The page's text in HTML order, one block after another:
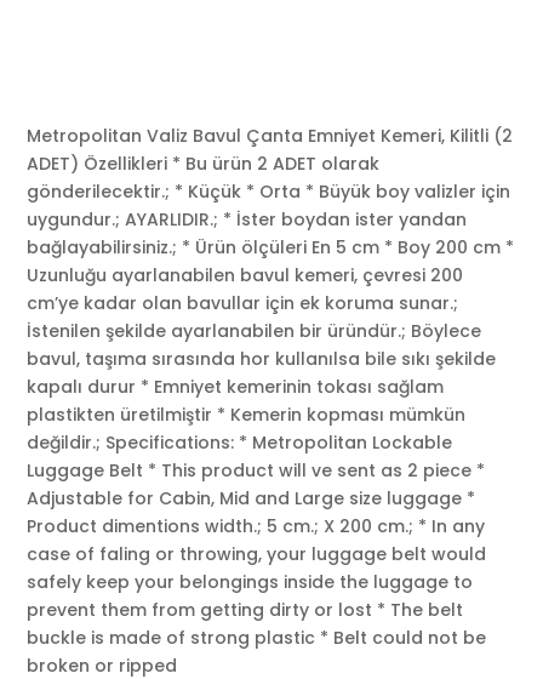
Metropolitan Valiz Bavul Çanta Emniyet Kemeri, Kilitli (2
ADET) Özellikleri * Bu ürün 2 ADET olarak
gönderilecektir.; * Küçük * Orta * Büyük boy valizler için
uygundur.; AYARLIDIR.; * İster boydan ister yandan
bağlayabilirsiniz.; * Ürün ölçüleri En 5 cm * Boy 200 cm *
Uzunluğu ayarlanabilen bavul kemeri, çevresi 200
cm’ye kadar olan bavullar için ek koruma sunar.;
İstenilen şekilde ayarlanabilen bir üründür.; Böylece
bavul, taşıma sırasında hor kullanılsa bile sıkı şekilde
kapalı durur * Emniyet kemerinin tokası sağlam
plastikten üretilmiştir * Kemerin kopması mümkün
değildir.; Specifications: * Metropolitan Lockable
Luggage Belt * This product will ve sent as 2 piece *
Adjustable for Cabin, Mid and Large size luggage *
Product dimentions width.; 5 cm.; X 200 cm.; * In any
case of faling or throwing, your luggage belt would
safely keep your belongings inside the luggage to
prevent them from getting dirty or lost * The belt
buckle is made of strong plastic * Belt could not be
broken or ripped